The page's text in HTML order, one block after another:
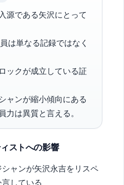
源である矢沢にとって
は単なる記録ではなく
ックが成立している証
ャンが縮小傾向にある
力は異質と言える。
ストへの影響
ャンが矢沢永吉をリスペ
している